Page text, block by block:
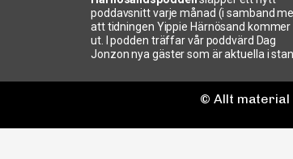
poddavsnitt varje månad (i samband
att tidningen Yippie Härnösand kommer
ut. I podden träffar vår poddvärd Dag
Jonzon nya gäster som är aktuella i
© Allt material